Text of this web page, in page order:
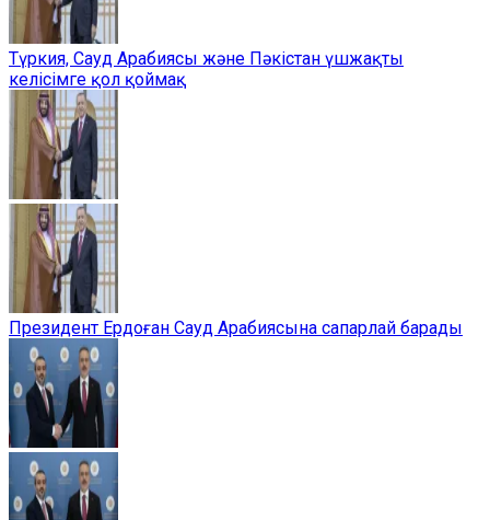
Түркия, Сауд Арабиясы және Пәкістан үшжақты
келісімге қол қоймақ
Президент Ердоған Сауд Арабиясына сапарлай барады